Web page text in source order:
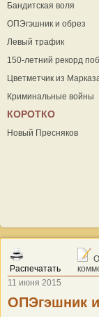
Бандитская воля
ОПЭгэшник и обрез
Левый трафик
150-летний рекорд
Цветметчик из
Криминальные войны
КОРОТКО
Новый Пресняков
Распечатать
11 июня 2015
ОПЭгэшник